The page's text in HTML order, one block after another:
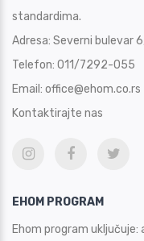
standardima.
Adresa: Severni bulevar
Telefon: 011/7292-055
Email: office@ehom.co.rs
Kontaktirajte nas
EHOM PROGRAM
Ehom program